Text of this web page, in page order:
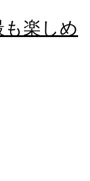
も楽しめ